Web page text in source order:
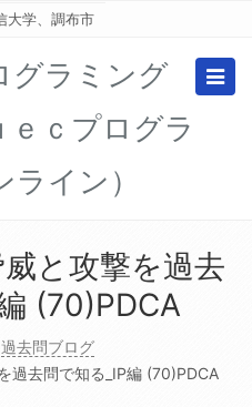
大学、調布市
グラミング
ｃプログラ
イン）
と攻撃を過去
(70)PDCA
過去問ブログ
過去問で知る_IP編 (70)PDCA